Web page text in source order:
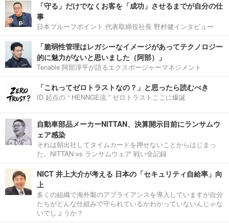
「守る」だけでなくお客を「成功」させるまでが自分の仕
事
日本プルーフポイント 代表取締役社長 野村健インタビュー
「脆弱性管理はレガシーなイメージがあってテクノロジー
的に魅力がないと思いました（阿部）」
Tenable 阿部淳平が語るエクスポージャーマネジメント
「これってゼロトラストなの？」と思ったら読むべき
ID 起点の “ HENNGE流 ” ゼロトラストここに爆誕
自動車部品メーカーNITTAN、決算開示目前にランサムウ
ェア感染
それは朝出社してタイムカードを押せないことからはじまっ
た。NITTAN vs ランサムウェア 戦い全記録
NICT 井上大介が考える 日本の「セキュリティ自給率」向
上
多くの組織で海外製のアプライアンスを導入していますが自分
たちがどんな仕組みで守られているかわかっていないんじゃな
いでしょうか？